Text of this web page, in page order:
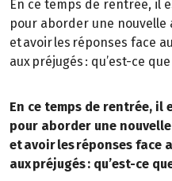
En ce temps de rentrée, il
pour aborder une nouvelle
et avoir les réponses face
aux préjugés : qu’est-ce
En ce temps de rentrée, il
pour aborder une
et avoir les réponses face
aux préjugés : qu’est-ce